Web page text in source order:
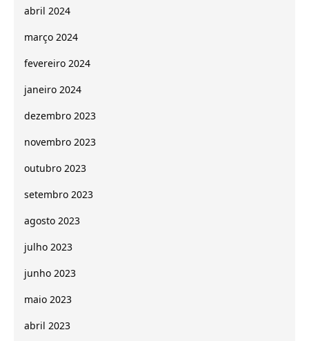
abril 2024
março 2024
fevereiro 2024
janeiro 2024
dezembro 2023
novembro 2023
outubro 2023
setembro 2023
agosto 2023
julho 2023
junho 2023
maio 2023
abril 2023